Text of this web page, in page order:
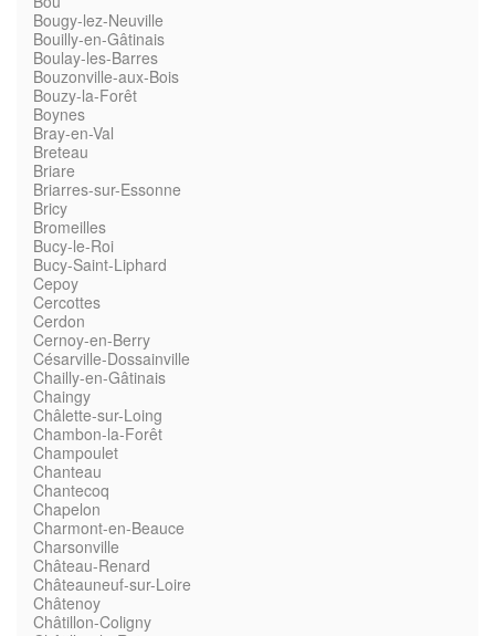
Bougy-lez-Neuville
Bouilly-en-Gâtinais
Boulay-les-Barres
Bouzonville-aux-Bois
Bouzy-la-Forêt
Boynes
Bray-en-Val
Breteau
Briare
Briarres-sur-Essonne
Bricy
Bromeilles
Bucy-le-Roi
Bucy-Saint-Liphard
Cepoy
Cercottes
Cerdon
Cernoy-en-Berry
Césarville-Dossainville
Chailly-en-Gâtinais
Chaingy
Châlette-sur-Loing
Chambon-la-Forêt
Champoulet
Chanteau
Chantecoq
Chapelon
Charmont-en-Beauce
Charsonville
Château-Renard
Châteauneuf-sur-Loire
Châtenoy
Châtillon-Coligny